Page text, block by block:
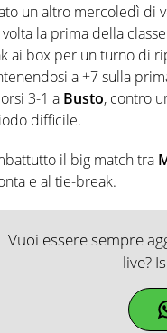
un altro mercoledì di
volta la prima della classe
ai box per un turno di
a +7 sulla
3-1 a Busto, contro
difficile.
il big match tra
e al tie-break.
Vuoi essere sempre
live?